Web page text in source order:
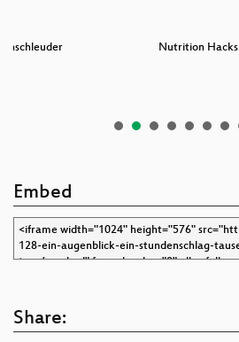
Nutrition Hacks
Embed
Share: